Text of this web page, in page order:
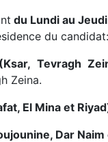
du Lundi au
du candidat:
Tevragh
Zeina.
El Mina et
Dar